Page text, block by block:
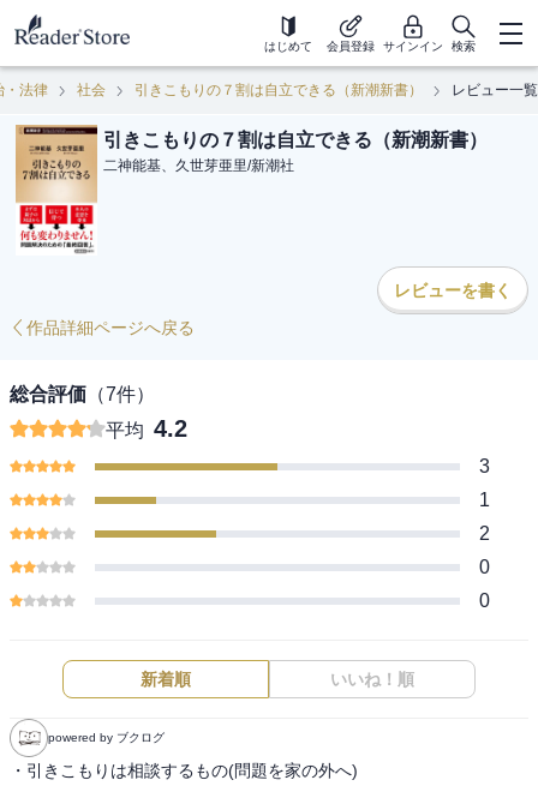
はじめて 会員登録 サインイン 検索
・法律 社会 引きこもりの７割は自立できる（新潮新書） レビュー一覧
引きこもりの７割は自立できる（新潮新書）
二神能基、久世芽亜里/新潮社
レビューを書く
作品詳細ページへ戻る
総合評価 （7件）
平均 4.2
3
1
2
0
0
新着順 いいね！順
powered by ブクログ
・引きこもりは相談するもの(問題を家の外へ)